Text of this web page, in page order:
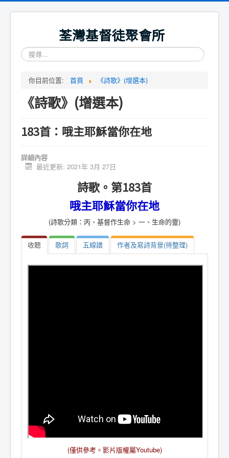
荃灣基督徒聚會所
搜
尋...
你目前位置:
首頁 《詩歌》(增選本)
《詩歌》(增選本)
183首：哦主耶穌當你在地
詳細內容
最近更新: 2021年 3月 27日
詩歌。第183首
哦主耶穌當你在地
(詩歌分類：丙、基督作生命 > 一、生命的靈)
收聽 歌詞 五線譜 作者及寫詩背景(待整理)
(僅供參考。 影片版權屬Youtube)